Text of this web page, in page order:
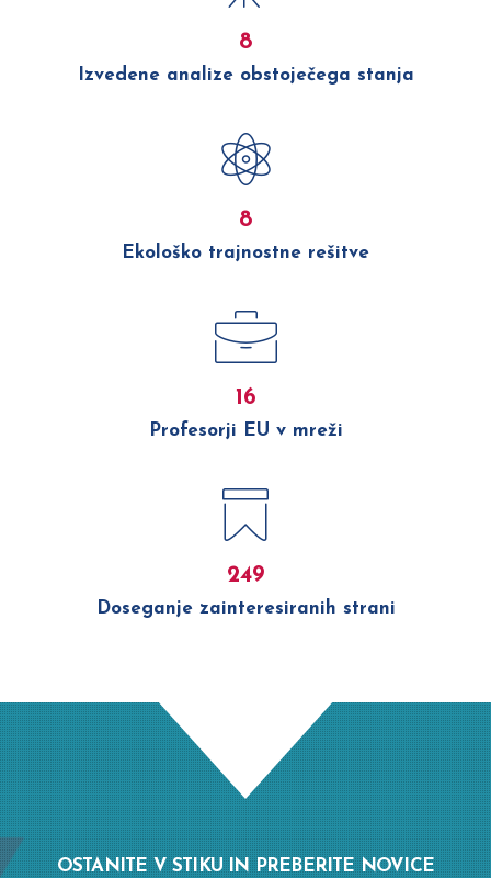
8
Izvedene analize obstoječega stanja
8
Ekološko trajnostne rešitve
16
Profesorji EU v mreži
250
Doseganje zainteresiranih strani
OSTANITE V STIKU IN PREBERITE NOVICE